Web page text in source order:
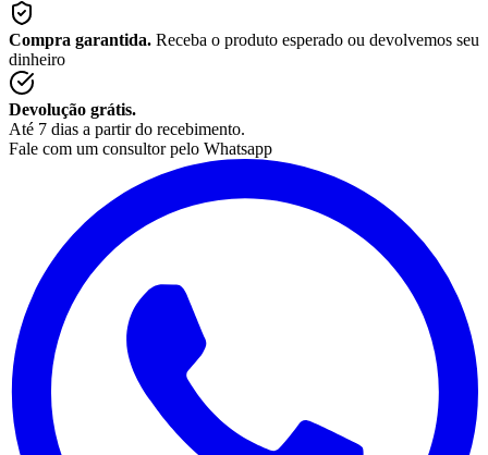
Compra garantida. Receba o produto esperado ou devolvemos seu
dinheiro
Devolução grátis.
Até 7 dias a partir do recebimento.
Fale com um consultor pelo Whatsapp